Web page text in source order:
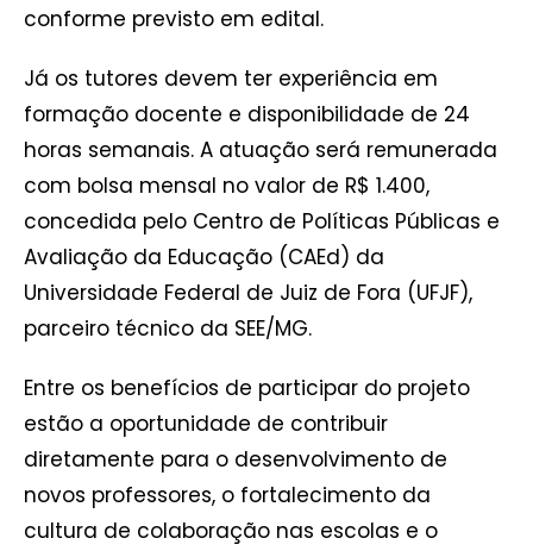
conforme previsto em edital.
Já os tutores devem ter experiência em
formação docente e disponibilidade de 24
horas semanais. A atuação será remunerada
com bolsa mensal no valor de R$ 1.400,
concedida pelo Centro de Políticas Públicas e
Avaliação da Educação (CAEd) da
Universidade Federal de Juiz de Fora (UFJF),
parceiro técnico da SEE/MG.
Entre os benefícios de participar do projeto
estão a oportunidade de contribuir
diretamente para o desenvolvimento de
novos professores, o fortalecimento da
cultura de colaboração nas escolas e o